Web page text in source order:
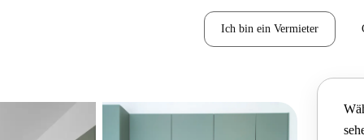
Ich bin ein Vermieter